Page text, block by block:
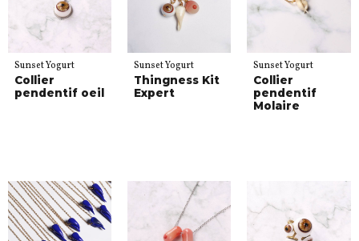
Sunset Yogurt
Collier
pendentif oeil
Sunset Yogurt
Thingness Kit
Expert
Sunset Yogurt
Collier
pendentif
Molaire